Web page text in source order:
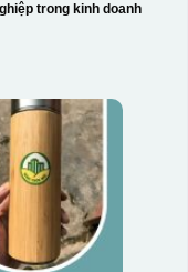
trong kinh doanh